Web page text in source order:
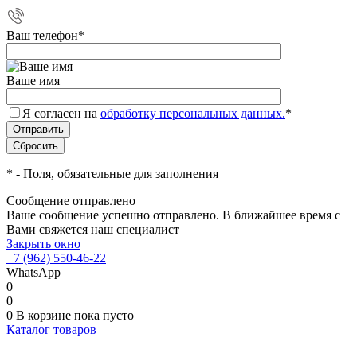
Ваш телефон*
Ваше имя
Я согласен на обработку персональных данных.*
* - Поля, обязательные для заполнения
Сообщение отправлено
Ваше сообщение успешно отправлено. В ближайшее время с
Вами свяжется наш специалист
Закрыть окно
+7 (962) 550-46-22
WhatsApp
0
0
0 В корзине пока пусто
Каталог товаров